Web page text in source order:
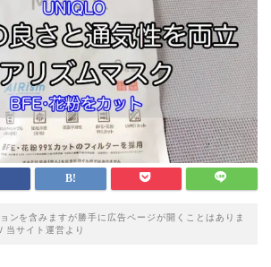
ンを含みますが勝手に広告ページが開くことはありま
当サイト運営より